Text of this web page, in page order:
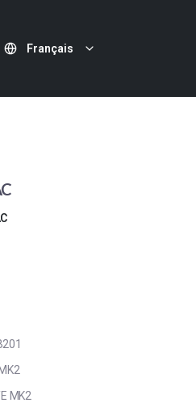
Français
MK2